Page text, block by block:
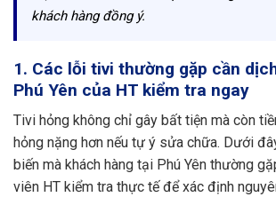
khách hàng đồng ý.
1. Các lỗi tivi thường gặp cần
Phú Yên của HT kiểm tra ngay
Tivi hỏng không chỉ gây bất tiện mà còn
hỏng nặng hơn nếu tự ý sửa chữa. Dưới
biến mà khách hàng tại Phú Yên thường
viên HT kiểm tra thực tế để xác định